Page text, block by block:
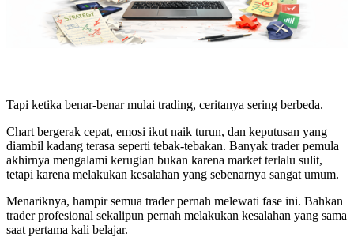
Tapi ketika benar-benar mulai trading, ceritanya sering berbeda.
Chart bergerak cepat, emosi ikut naik turun, dan keputusan yang
diambil kadang terasa seperti tebak-tebakan. Banyak trader pemula
akhirnya mengalami kerugian bukan karena market terlalu sulit,
tetapi karena melakukan kesalahan yang sebenarnya sangat umum.
Menariknya, hampir semua trader pernah melewati fase ini. Bahkan
trader profesional sekalipun pernah melakukan kesalahan yang sama
saat pertama kali belajar.